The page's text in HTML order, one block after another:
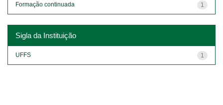
1
Formação continuada
Sigla da Instituição
1
UFFS